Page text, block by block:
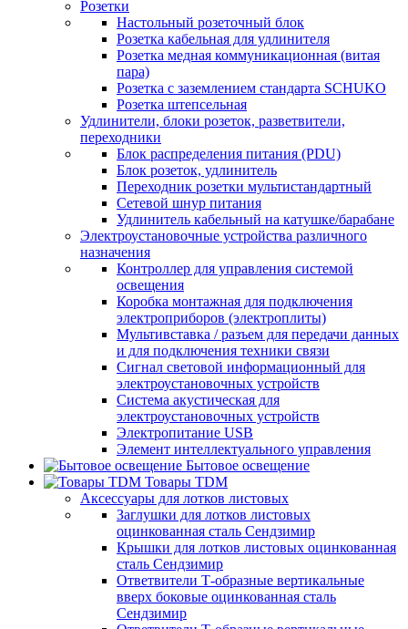
Розетки
Настольный розеточный блок
Розетка кабельная для удлинителя
Розетка медная коммуникационная (витая
пара)
Розетка с заземлением стандарта SCHUKO
Розетка штепсельная
Удлинители, блоки розеток, разветвители,
переходники
Блок распределения питания (PDU)
Блок розеток, удлинитель
Переходник розетки мультистандартный
Сетевой шнур питания
Удлинитель кабельный на катушке/барабане
Электроустановочные устройства различного
назначения
Контроллер для управления системой
освещения
Коробка монтажная для подключения
электроприборов (электроплиты)
Мультивставка / разъем для передачи данных
и для подключения техники связи
Сигнал световой информационный для
электроустановочных устройств
Система акустическая для
электроустановочных устройств
Электропитание USB
Элемент интеллектуального управления
Бытовое освещение
Товары TDM
Аксессуары для лотков листовых
Заглушки для лотков листовых
оцинкованная сталь Сендзимир
Крышки для лотков листовых оцинкованная
сталь Сендзимир
Ответвители Т-образные вертикальные
вверх боковые оцинкованная сталь
Сендзимир